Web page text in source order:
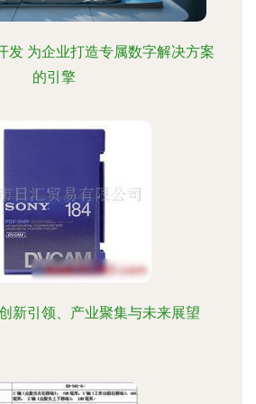
发 为企业打造专属数字解决方案
的引擎
新引领、产业聚集与未来展望